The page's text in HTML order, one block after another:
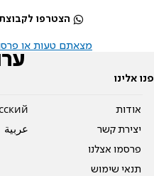
הצטרפו
מצאתם טעות או
פנו אלינו
אודות
יצירת קשר
פרסמו אצלנו
תנאי שימוש
عربية